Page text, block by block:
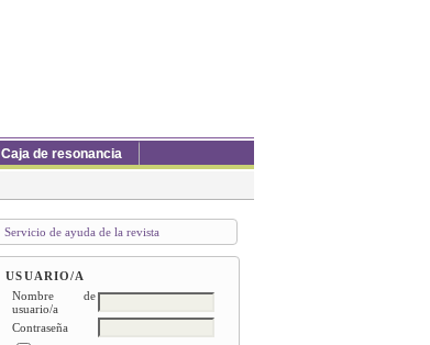
Servicio de ayuda de la revista
USUARIO/A
Nombre de
usuario/a
Contraseña
Caja de resonancia